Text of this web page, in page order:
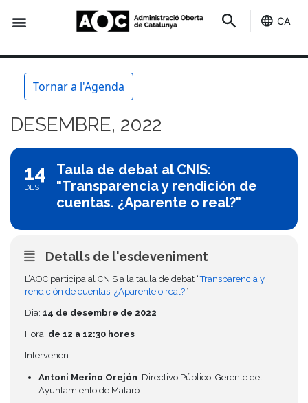
CA
Tornar a l'Agenda
DESEMBRE, 2022
14
DES
Taula de debat al CNIS:
"Transparencia y rendición de
cuentas. ¿Aparente o real?"
Detalls de l'esdeveniment
L’AOC participa al CNIS a la taula de debat “Transparencia y
rendición de cuentas. ¿Aparente o real?”
Dia: 14 de desembre de 2022
Hora: de 12 a 12:30 hores
Intervenen:
Antoni Merino Orejón. Directivo Público. Gerente del
Ayuntamiento de Mataró.